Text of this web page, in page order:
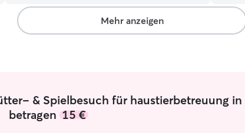
gekommen bin.🙂🙂”
Mehr anzeigen
& Spielbesuch für haustierbetreuung in
betragen15 €